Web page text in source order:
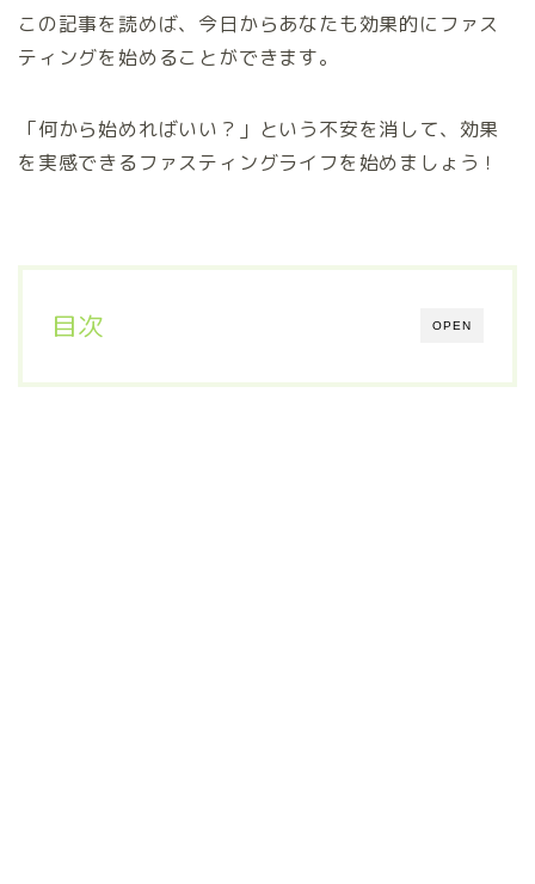
この記事を読めば、今日からあなたも効果的にファス
ティングを始めることができます。
「何から始めればいい？」という不安を消して、効果
を実感できるファスティングライフを始めましょう！
OPEN
目次